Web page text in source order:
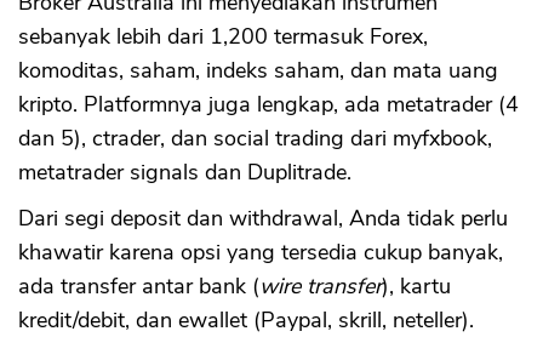
sebanyak lebih dari 1,200 termasuk Forex,
komoditas, saham, indeks saham, dan mata uang
kripto. Platformnya juga lengkap, ada metatrader (4
dan 5), ctrader, dan social trading dari myfxbook,
metatrader signals dan Duplitrade.
Dari segi deposit dan withdrawal, Anda tidak perlu
khawatir karena opsi yang tersedia cukup banyak,
ada transfer antar bank (wire transfer), kartu
kredit/debit, dan ewallet (Paypal, skrill, neteller).